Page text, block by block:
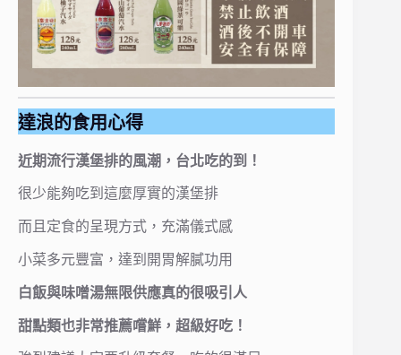
達浪的食用心得
近期流行漢堡排的風潮，台北吃的到！
很少能夠吃到這麼厚實的漢堡排
而且定食的呈現方式，充滿儀式感
小菜多元豐富，達到開胃解膩功用
白飯與味噌湯無限供應真的很吸引人
甜點類也非常推薦嚐鮮，超級好吃！